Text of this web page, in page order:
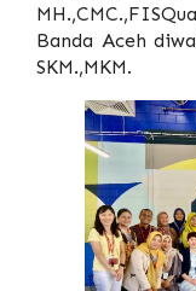
Banda Aceh
SKM.,MKM.